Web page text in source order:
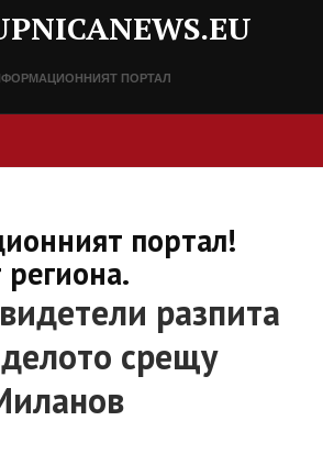
ПОРТАЛ
номера
портал!
разпита
срещу